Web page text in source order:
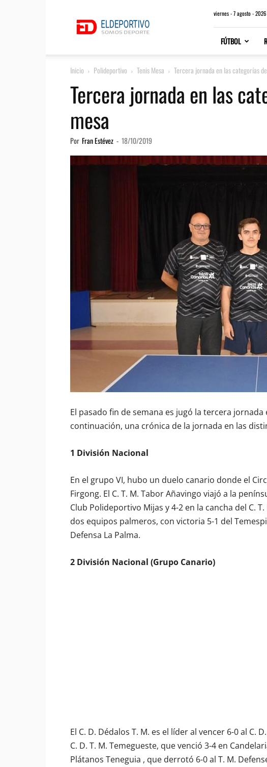
viernes - 7 agosto - 2026
FÚTBOL
Inicio Polideportivo Tenis Mesa Tercera jornada en las categorías
Tercera jornada en las
mesa
Por Fran Estévez - 18/10/2019
El pasado fin de semana es jugó la tercera
continuación, una crónica de la jornada en las
1 División Nacional
En el grupo VI, hubo un duelo canario donde el
Firgong. El C. T. M. Tabor Añavingo viajó a la
Club Polideportivo Mijas y 4-2 en la cancha del C.
dos equipos palmeros, con victoria 5-1 del
Defensa La Palma.
2 División Nacional (Grupo Canario)
El C. D. Dédalos T. M. es el líder al vencer 6-0 al C.
C. D. T. M. Temegueste, que venció 3-4 en
Plátanos Teneguia , que derrotó 6-0 al T. M.